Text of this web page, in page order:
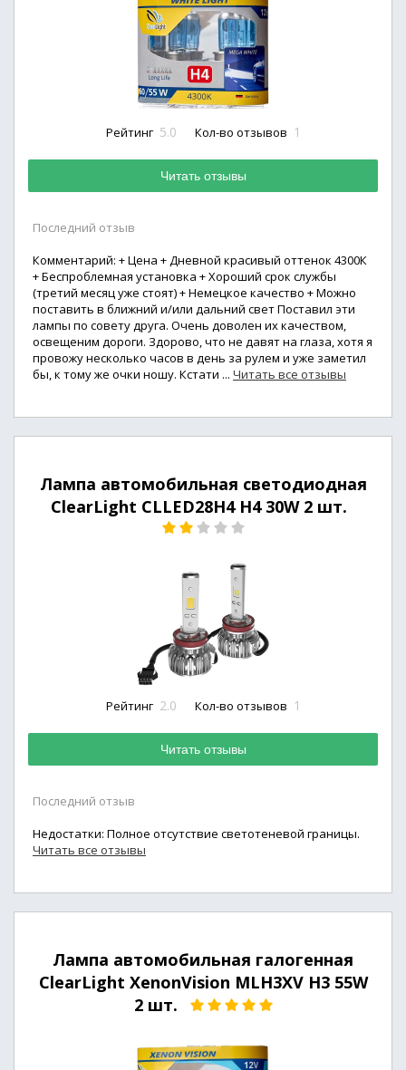
Рейтинг 5.0 Кол-во отзывов 1
Читать отзывы
Последний отзыв
Комментарий: + Цена + Дневной красивый оттенок 4300К
+ Беспроблемная установка + Хороший срок службы
(третий месяц уже стоят) + Немецкое качество + Можно
поставить в ближний и/или дальний свет Поставил эти
лампы по совету друга. Очень доволен их качеством,
освещеним дороги. Здорово, что не давят на глаза, хотя я
провожу несколько часов в день за рулем и уже заметил
бы, к тому же очки ношу. Кстати ... Читать все отзывы
Лампа автомобильная светодиодная
ClearLight CLLED28H4 H4 30W 2 шт.
Рейтинг 2.0 Кол-во отзывов 1
Читать отзывы
Последний отзыв
Недостатки: Полное отсутствие светотеневой границы.
Читать все отзывы
Лампа автомобильная галогенная
ClearLight XenonVision MLH3XV H3 55W
2 шт.